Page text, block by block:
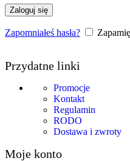
Zaloguj się
Zapomniałeś hasła?
Przydatne linki
Promocje
Kontakt
Regulamin
RODO
Dostawa i zwroty
Moje konto